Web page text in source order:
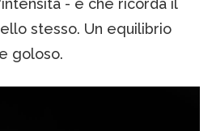
stesso. Un equilibrio
goloso.